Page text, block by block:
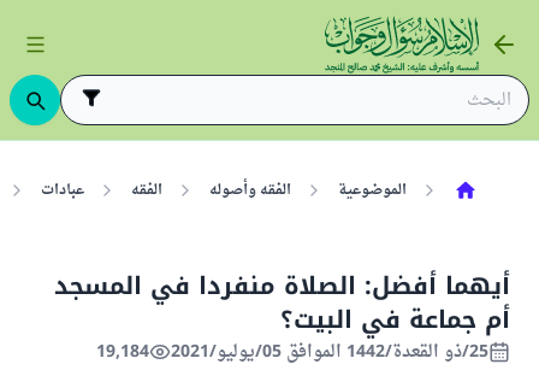
الموضوعية الفقه وأصوله الفقه عبادات
أيهما أفضل: الصلاة منفردا في المسجد
أم جماعة في البيت؟
25/ذو القعدة/1442 الموافق 05/يوليو/2021 19,184